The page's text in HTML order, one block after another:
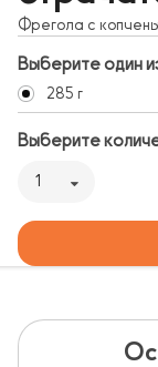
Фрегола с
Выберите один
285 г
Выберите
1